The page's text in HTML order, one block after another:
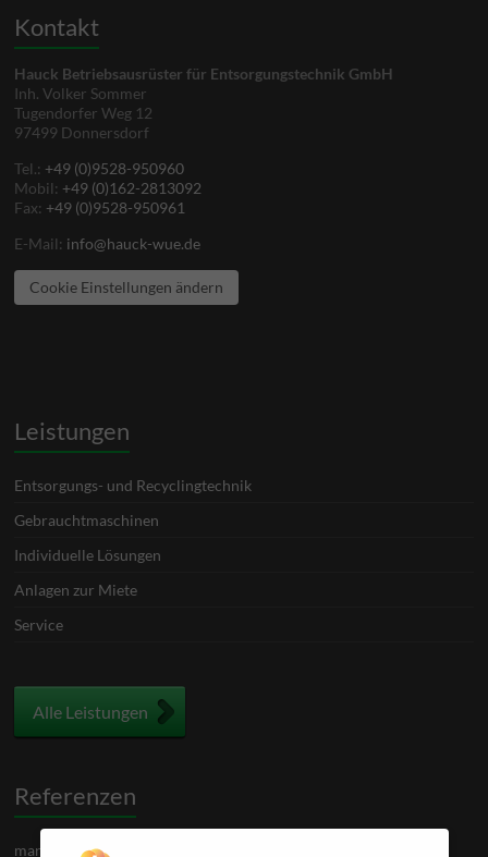
Kontakt
Hauck Betriebsausrüster für Entsorgungstechnik GmbH
Inh. Volker Sommer
Tugendorfer Weg 12
97499 Donnersdorf
Tel.: +49 (0)9528-950960
Mobil: +49 (0)162-2813092
Fax: +49 (0)9528-950961
E-Mail: info@hauck-wue.de
Cookie Einstellungen ändern
Leistungen
Entsorgungs- und Recyclingtechnik
Gebrauchtmaschinen
Individuelle Lösungen
Anlagen zur Miete
Service
Alle Leistungen
Referenzen
mann & hummel